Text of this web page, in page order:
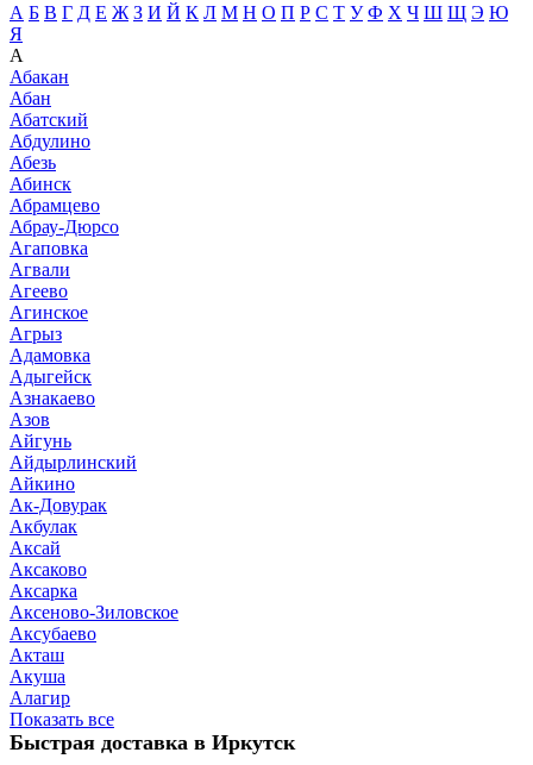
А Б В Г Д Е Ж З И Й К Л М Н О П Р С Т У Ф Х Ч Ш Щ Э Ю
Я
А
Абакан
Абан
Абатский
Абдулино
Абезь
Абинск
Абрамцево
Абрау-Дюрсо
Агаповка
Агвали
Агеево
Агинское
Агрыз
Адамовка
Адыгейск
Азнакаево
Азов
Айгунь
Айдырлинский
Айкино
Ак-Довурак
Акбулак
Аксай
Аксаково
Аксарка
Аксеново-Зиловское
Аксубаево
Акташ
Акуша
Алагир
Показать все
Быстрая доставка в Иркутск